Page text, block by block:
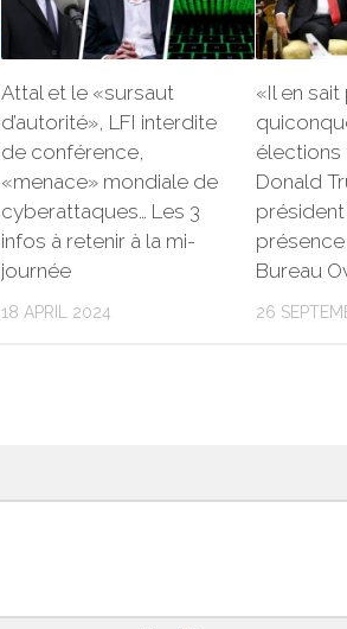
Attal et le «sursaut
d’autorité», LFI interdite
de conférence,
«menace» mondiale de
cyberattaques… Les 3
infos à retenir à la mi-
journée
18 APRIL 2024
«Il en
élections
Donald
Bureau
26